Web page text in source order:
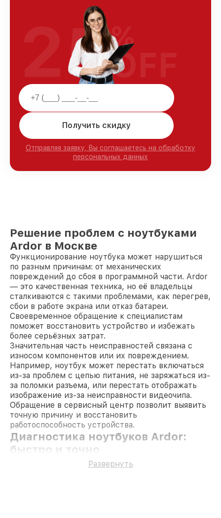
Получить скидку
Отправляя заявку, Вы соглашаетесь на обработку
персональных данных
25%
OFF
Решение проблем с ноутбуками
Ardor в Москве
Функционирование ноутбука может нарушиться
по разным причинам: от механических
повреждений до сбоя в программной части. Ardor
— это качественная техника, но её владельцы
сталкиваются с такими проблемами, как перегрев,
сбои в работе экрана или отказ батареи.
Своевременное обращение к специалистам
поможет восстановить устройство и избежать
более серьёзных затрат.
Значительная часть неисправностей связана с
износом компонентов или их повреждением.
Например, ноутбук может перестать включаться
из-за проблем с цепью питания, не заряжаться из-
за поломки разъема, или перестать отображать
изображение из-за неисправности видеочипа.
Обращение в сервисный центр позволит выявить
точную причину и восстановить
работоспособность устройства.
Диагностика ноутбуков Ardor:
быстро и точно
Мастер начнёт с проведения тестирования и
осмотра. Это позволит определить, где именно
Развернуть